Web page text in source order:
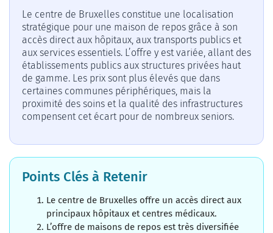
Le centre de Bruxelles constitue une localisation
stratégique pour une maison de repos grâce à son
accès direct aux hôpitaux, aux transports publics et
aux services essentiels. L’offre y est variée, allant des
établissements publics aux structures privées haut
de gamme. Les prix sont plus élevés que dans
certaines communes périphériques, mais la
proximité des soins et la qualité des infrastructures
compensent cet écart pour de nombreux seniors.
Points Clés à Retenir
Le centre de Bruxelles offre un accès direct aux
principaux hôpitaux et centres médicaux.
L’offre de maisons de repos est très diversifiée